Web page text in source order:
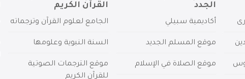
الجدد
أكاديمية سبيلي
موقع المسلم الجديد
موقع الصلاة في الإسلام
القرآن الكريم
الجامع لعلوم القرآن وترجماته
السنة النبوية وعلومها
موقع الترجمات الصوتية
للقرآن الكريم